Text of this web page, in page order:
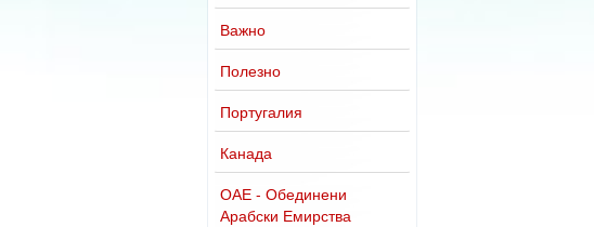
Важно
Полезно
Португалия
Канада
ОАЕ - Обединени
Арабски Емирства